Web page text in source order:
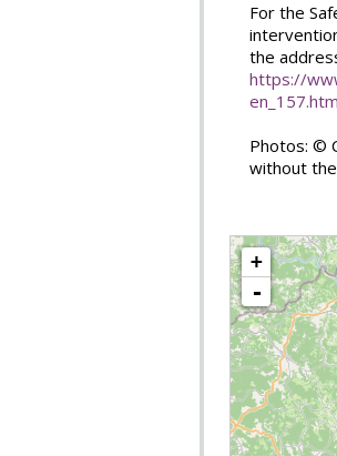
For the
the
https://
en_157.htm
Photos: ©
without
+
-